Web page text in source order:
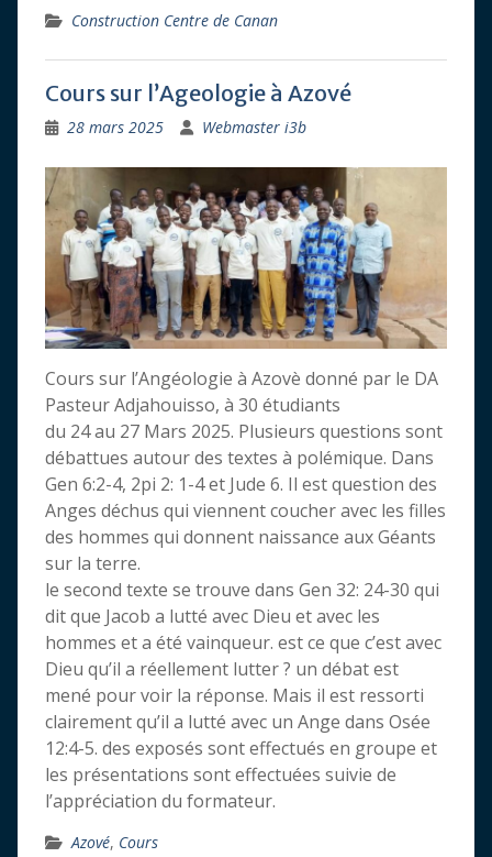
Construction Centre de Canan
Cours sur l’Ageologie à Azové
28 mars 2025 Webmaster i3b
Cours sur l’Angéologie à Azovè donné par le DA
Pasteur Adjahouisso, à 30 étudiants
du 24 au 27 Mars 2025. Plusieurs questions sont
débattues autour des textes à polémique. Dans
Gen 6:2-4, 2pi 2: 1-4 et Jude 6. Il est question des
Anges déchus qui viennent coucher avec les filles
des hommes qui donnent naissance aux Géants
sur la terre.
le second texte se trouve dans Gen 32: 24-30 qui
dit que Jacob a lutté avec Dieu et avec les
hommes et a été vainqueur. est ce que c’est avec
Dieu qu’il a réellement lutter ? un débat est
mené pour voir la réponse. Mais il est ressorti
clairement qu’il a lutté avec un Ange dans Osée
12:4-5. des exposés sont effectués en groupe et
les présentations sont effectuées suivie de
l’appréciation du formateur.
Azové, Cours